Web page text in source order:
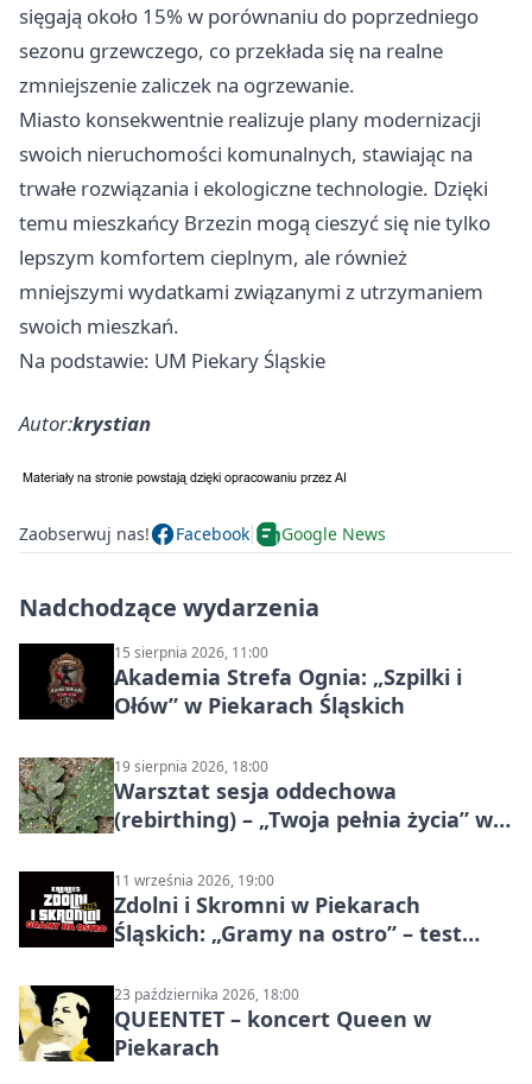
sięgają około 15% w porównaniu do poprzedniego
sezonu grzewczego, co przekłada się na realne
zmniejszenie zaliczek na ogrzewanie.
Miasto konsekwentnie realizuje plany modernizacji
swoich nieruchomości komunalnych, stawiając na
trwałe rozwiązania i ekologiczne technologie. Dzięki
temu mieszkańcy Brzezin mogą cieszyć się nie tylko
lepszym komfortem cieplnym, ale również
mniejszymi wydatkami związanymi z utrzymaniem
swoich mieszkań.
Na podstawie: UM Piekary Śląskie
Autor:krystian
Zaobserwuj nas! Facebook Google News
Nadchodzące wydarzenia
15 sierpnia 2026, 11:00
Akademia Strefa Ognia: „Szpilki i
Ołów” w Piekarach Śląskich
19 sierpnia 2026, 18:00
Warsztat sesja oddechowa
(rebirthing) – „Twoja pełnia życia” w
11 września 2026, 19:00
Zdolni i Skromni w Piekarach
Śląskich: „Gramy na ostro” – test
23 października 2026, 18:00
QUEENTET – koncert Queen w
Piekarach